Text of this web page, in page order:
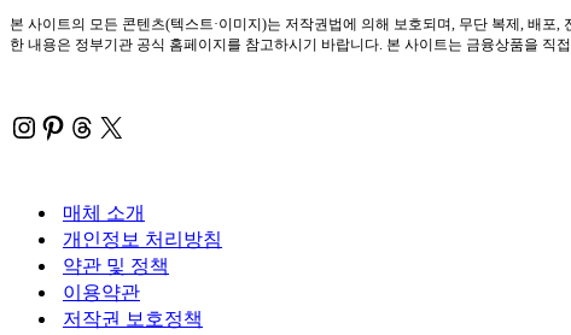
본 사이트의 모든 콘텐츠(텍스트·이미지)는 저작권법에 의해 보호되며, 무단 복제, 배
한 내용은 정부기관 공식 홈페이지를 참고하시기 바랍니다. 본 사이트는 금융상품을
Instagram
Pinterest
Threads
X
매체 소개
개인정보 처리방침
약관 및 정책
이용약관
저작권 보호정책